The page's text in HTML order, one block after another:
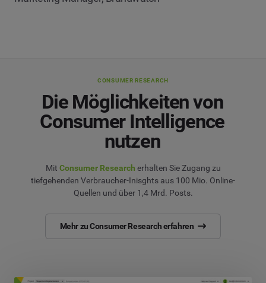
CONSUMER RESEARCH
Die Möglichkeiten von
Consumer Intelligence
nutzen
Mit Consumer Research erhalten Sie Zugang zu
tiefgehenden Verbraucher-Inisghts aus 100 Mio. Online-
Quellen und über 1,4 Mrd. Posts.
Mehr zu Consumer Research erfahren